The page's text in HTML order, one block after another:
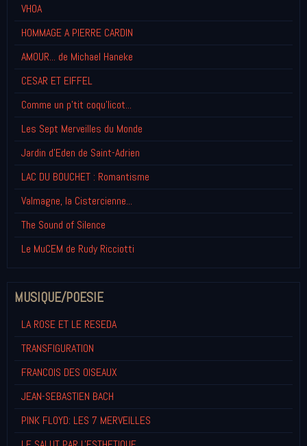
VHOA
HOMMAGE A PIERRE CARDIN
AMOUR... de Michael Haneke
CESAR ET EIFFEL
Comme un p'tit coqu'licot...
Les Sept Merveilles du Monde
Jardin d'Eden de Saint-Adrien
LAC DU BOUCHET : Romantisme
Valmagne, la Cistercienne...
The Sound of Silence
Le MuCEM de Rudy Ricciotti
MUSIQUE/POESIE
LA ROSE ET LE RESEDA
TRANSFIGURATION
FRANCOIS DES OISEAUX
JEAN-SEBASTIEN BACH
PINK FLOYD: LES 7 MERVEILLES